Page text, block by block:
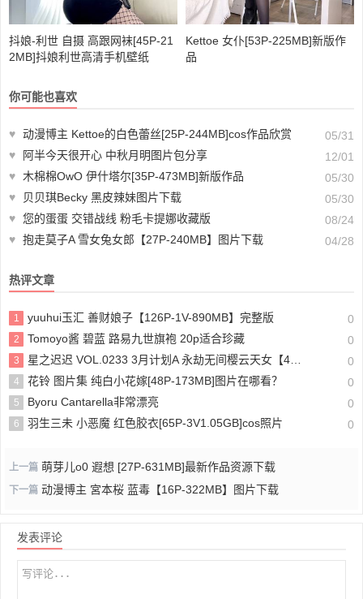
抖娘-利世 自摄 高跟网袜[45P-21
2MB]抖娘利世高清手机壁纸
Kettoe 女仆[53P-225MB]新版作
品
你可能也喜欢
♥ 动漫博主 Kettoe的白色蕾丝[25P-244MB]cos作品欣赏
05/31
♥
阿半今天很开心 中秋月明图片包分享
12/01
♥ 木棉棉OwO 伊什塔尔[35P-473MB]新版作品
05/30
♥
贝贝琪Becky 黑皮辣妹图片下载
05/30
♥ 您的蛋蛋 交错战线 粉毛卡提娜收藏版
08/24
♥ 抱走莫子A 雪女兔女郎【27P-240MB】图片下载 04/28
热评文章
1 yuuhui玉汇 善财娘子【126P-1V-890MB】完整版 0
2 Tomoyo酱 碧蓝 路易九世旗袍 20p适合珍藏 0
3 星之迟迟 VOL.0233 3月计划A 永劫无间樱云天女【42P-268MB】完整版 0
4 花铃 图片集 纯白小花嫁[48P-173MB]图片在哪看？ 0
5 Byoru Cantarella非常漂亮 0
6 羽生三未 小恶魔 红色胶衣[65P-3V1.05GB]cos照片 0
上一篇 萌芽儿o0 遐想 [27P-631MB]最新作品资源下载
下一篇 动漫博主 宮本桜 蓝毒【16P-322MB】图片下载
发表评论